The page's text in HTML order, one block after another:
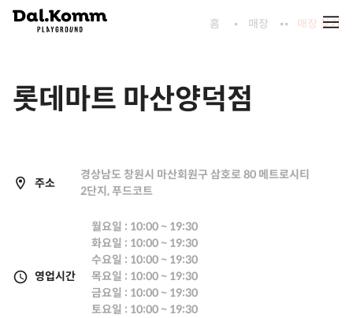
홈 매장 매장 찾기
롯데마트 마산양덕점
주소
경상남도 창원시 마산회원구 삼호로 80 메트로시티
2단지, 푸드코트
영업시간
월요일 : 10:00 ~ 19:30
화요일 : 10:00 ~ 19:30
수요일 : 10:00 ~ 19:30
목요일 : 10:00 ~ 19:30
금요일 : 10:00 ~ 19:30
토요일 : 10:00 ~ 19:30